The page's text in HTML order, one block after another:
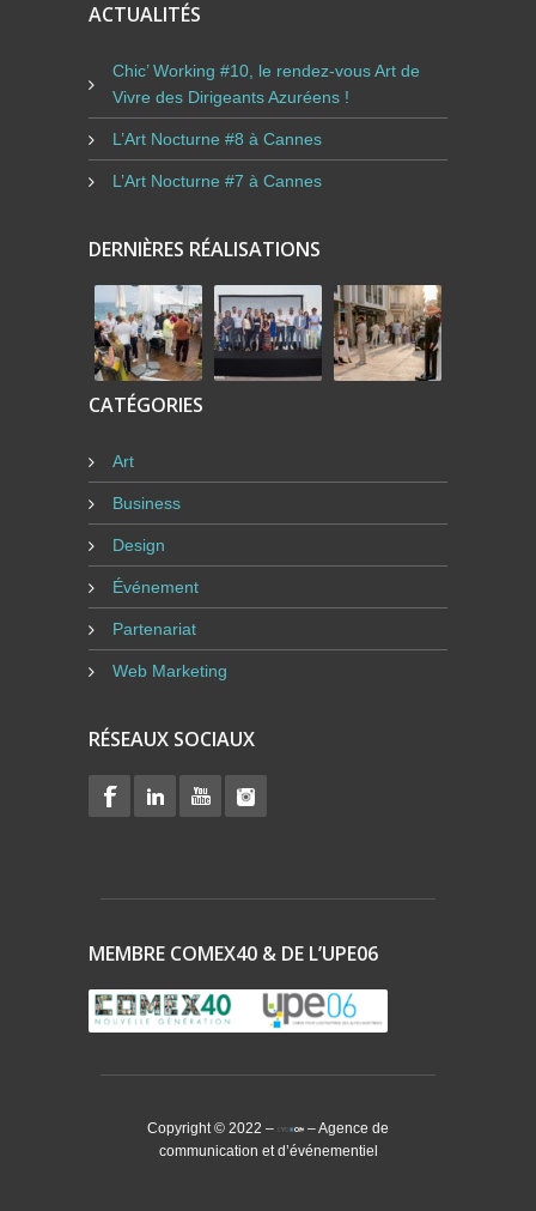
ACTUALITÉS
Chic’ Working #10, le rendez-vous Art de
Vivre des Dirigeants Azuréens !
L’Art Nocturne #8 à Cannes
L’Art Nocturne #7 à Cannes
DERNIÈRES RÉALISATIONS
CATÉGORIES
Art
Business
Design
Événement
Partenariat
Web Marketing
RÉSEAUX SOCIAUX
MEMBRE COMEX40 & DE L’UPE06
Copyright © 2022 –
– Agence de
communication et d’événementiel